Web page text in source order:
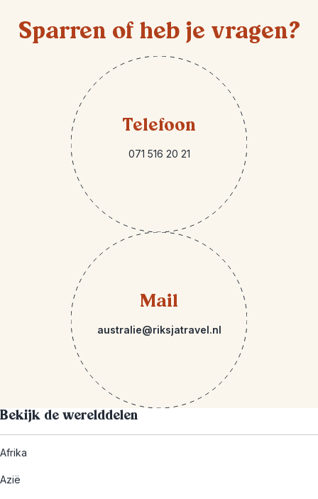
Sparren of heb je vragen?
Telefoon
071 516 20 21
Mail
australie@riksjatravel.nl
Bekijk de werelddelen
Afrika
Azië